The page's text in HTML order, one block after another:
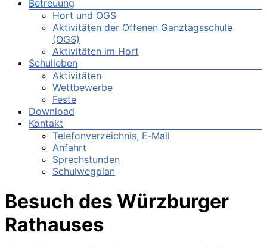
Betreuung
Hort und OGS
Aktivitäten der Offenen Ganztagsschule
(OGS)
Aktivitäten im Hort
Schulleben
Aktivitäten
Wettbewerbe
Feste
Download
Kontakt
Telefonverzeichnis, E‑Mail
Anfahrt
Sprechstunden
Schulwegplan
Besuch des Würzburger
Rathauses